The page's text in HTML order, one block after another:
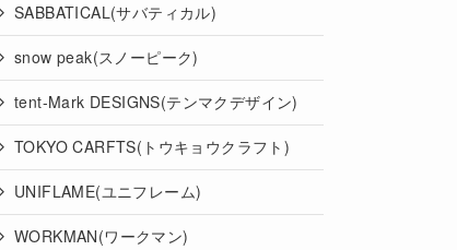
SABBATICAL(サバティカル)
snow peak(スノーピーク)
tent-Mark DESIGNS(テンマクデザイン)
TOKYO CARFTS(トウキョウクラフト)
UNIFLAME(ユニフレーム)
WORKMAN(ワークマン)